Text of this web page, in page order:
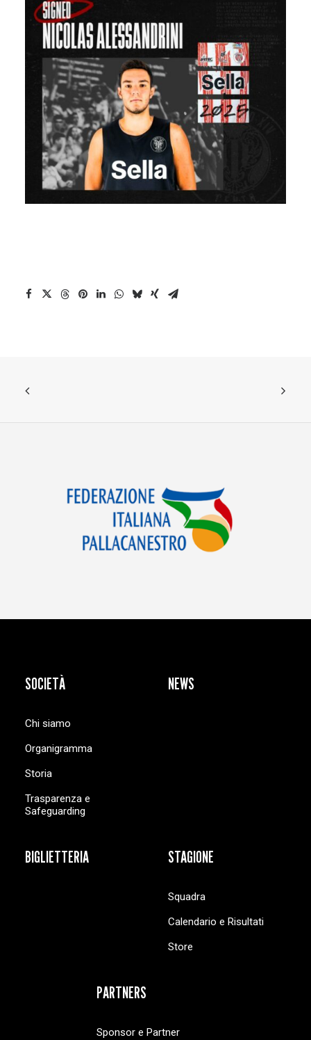
SOCIETÀ
Chi siamo
Organigramma
Storia
Trasparenza e
Safeguarding
NEWS
BIGLIETTERIA STAGIONE
Squadra
Calendario e Risultati
Store
PARTNERS
Sponsor e Partner